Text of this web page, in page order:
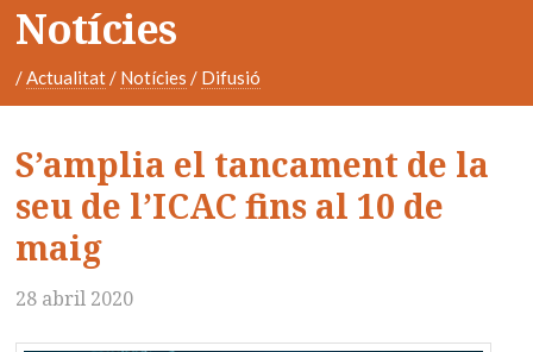
Notícies
/Actualitat/ Notícies / Difusió
S’amplia el tancament de la
seu de l’ICAC fins al 10 de
maig
28 abril 2020